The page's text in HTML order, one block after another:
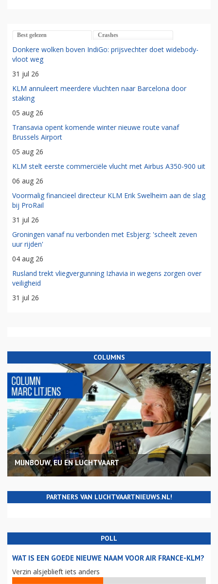
Best gelezen Crashes
Donkere wolken boven IndiGo: prijsvechter doet widebody-
vloot weg
31 jul 26
KLM annuleert meerdere vluchten naar Barcelona door
staking
05 aug 26
Transavia opent komende winter nieuwe route vanaf
Brussels Airport
05 aug 26
KLM stelt eerste commerciële vlucht met Airbus A350-900 uit
06 aug 26
Voormalig financieel directeur KLM Erik Swelheim aan de slag
bij ProRail
31 jul 26
Groningen vanaf nu verbonden met Esbjerg: 'scheelt zeven
uur rijden'
04 aug 26
Rusland trekt vliegvergunning Izhavia in wegens zorgen over
veiligheid
31 jul 26
COLUMNS
MIJNBOUW, EU EN LUCHTVAART
PARTNERS VAN LUCHTVAARTNIEUWS.NL!
POLL
WAT IS EEN GOEDE NIEUWE NAAM VOOR AIR FRANCE-KLM?
Verzin alsjeblieft iets anders